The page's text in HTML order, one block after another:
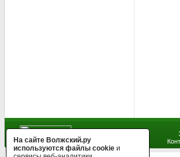
На сайте Волжский.ру
используются файлы cookie и